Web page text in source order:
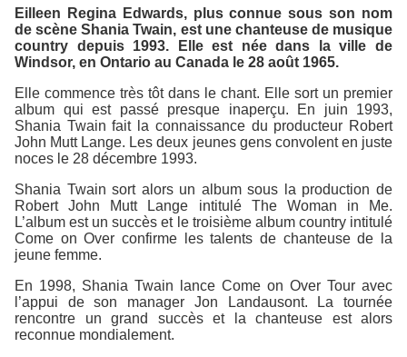
Eilleen Regina Edwards, plus connue sous son nom
de scène Shania Twain, est une chanteuse de musique
country depuis 1993. Elle est née dans la ville de
Windsor, en Ontario au Canada le 28 août 1965.
Elle commence très tôt dans le chant. Elle sort un premier
album qui est passé presque inaperçu. En juin 1993,
Shania Twain fait la connaissance du producteur Robert
John Mutt Lange. Les deux jeunes gens convolent en juste
noces le 28 décembre 1993.
Shania Twain sort alors un album sous la production de
Robert John Mutt Lange intitulé The Woman in Me.
L’album est un succès et le troisième album country intitulé
Come on Over confirme les talents de chanteuse de la
jeune femme.
En 1998, Shania Twain lance Come on Over Tour avec
l’appui de son manager Jon Landausont. La tournée
rencontre un grand succès et la chanteuse est alors
reconnue mondialement.